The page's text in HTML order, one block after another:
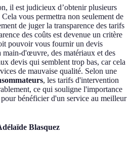
il est judicieux d’obtenir plusieurs
vous permettra non seulement de
de juger la transparence des tarifs
des coûts est devenue un critère
pouvoir vous fournir un devis
d'œuvre, des matériaux et des
devis qui semblent trop bas, car cela
de mauvaise qualité. Selon une
, les tarifs d'intervention
ce qui souligne l'importance
bénéficier d'un service au meilleur
Blasquez